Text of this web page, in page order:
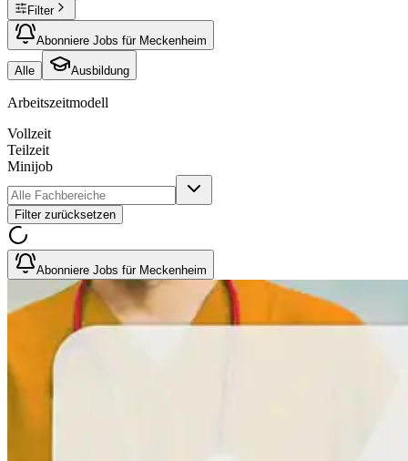
Filter
Abonniere Jobs für Meckenheim
Alle Ausbildung
Arbeitszeitmodell
Vollzeit
Teilzeit
Minijob
Filter zurücksetzen
Abonniere Jobs für Meckenheim